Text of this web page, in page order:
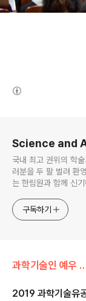
Science and
국내 최고 권위의 학
러분을 두 팔 벌려 환
는 한림원과 함께 신
구독하기
과학기술인 예우 및 시상/과학
2019 과학기술유